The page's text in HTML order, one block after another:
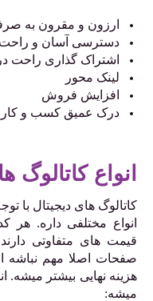
ارزون و مقرون به
دسترسی آسان و راحت
اشتراک گذاری راحت
لینک محور
افزایش فروش
درک عمیق کسب و کار
انواع کاتالوگ
کاتالوگ های دیجیتال با
انواع مختلفی داره. هر
قیمت های متفاوتی
صفحات اصلا مهم نباشه
هزینه نهایی بیشتر میشه.
میشه: